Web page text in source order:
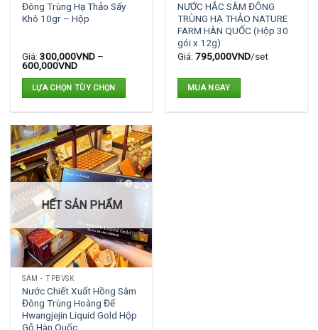
Đông Trùng Hạ Thảo Sấy
Khô 10gr – Hộp
Giá: 300,000VND –
600,000VND
LỰA CHỌN TÙY CHỌN
này
có
nhiều
biến
thể.
Các
tùy
chọn
có
thể
được
chọn
trên
NƯỚC HẮC SÂM ĐÔNG
TRÙNG HẠ THẢO NATURE
FARM HÀN QUỐC (Hộp 30
gói x 12g)
Giá: 795,000VND/set
MUA NGAY
HẾT SẢN PHẨM
SÂM - TPBVSK
Nước Chiết Xuất Hồng Sâm
Đông Trùng Hoàng Đế
Hwangjejin Liquid Gold Hộp
Gỗ Hàn Quốc